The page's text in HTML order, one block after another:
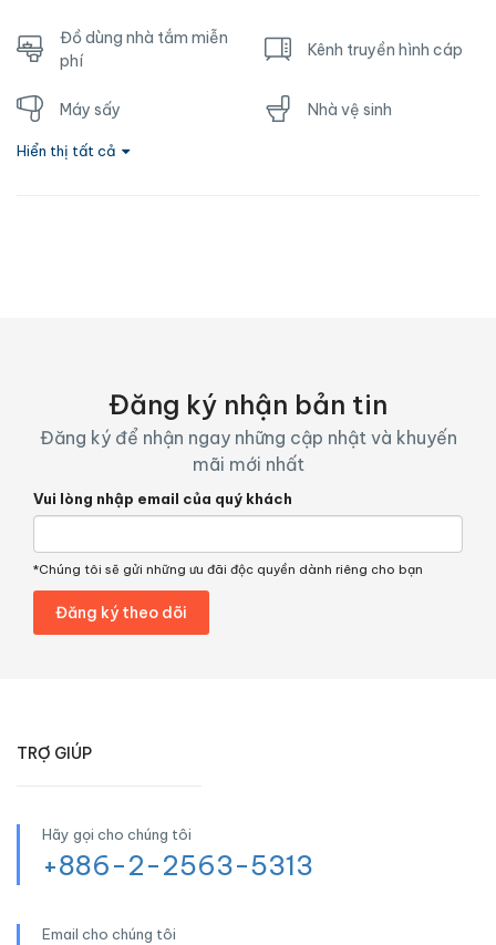
Đồ dùng nhà tắm miễn
phí
Kênh truyền hình cáp
Máy sấy Nhà vệ sinh
Nước nóng
Hiển thị tất cả
Đăng ký nhận bản tin
Đăng ký để nhận ngay những cập nhật và khuyến
mãi mới nhất
Vui lòng nhập email của quý khách
*Chúng tôi sẽ gửi những ưu đãi độc quyền dành riêng cho bạn
TRỢ GIÚP
Hãy gọi cho chúng tôi
+886-2-2563-5313
Email cho chúng tôi